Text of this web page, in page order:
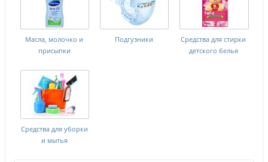
Масла, молочко и
присыпки
Подгузники
Средства для стирки
детского белья
Средства для уборки
и мытья